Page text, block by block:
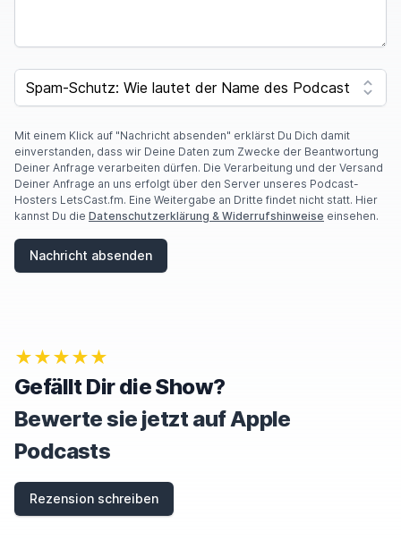
F
O
A
R
E
A
H
U
R
E
T
H
I
S
F
E
SPAM CAPTCHA
Mit einem Klick auf "Nachricht absenden" erklärst Du Dich damit
einverstanden, dass wir Deine Daten zum Zwecke der Beantwortung
Deiner Anfrage verarbeiten dürfen. Die Verarbeitung und der Versand
Deiner Anfrage an uns erfolgt über den Server unseres Podcast-
Hosters LetsCast.fm. Eine Weitergabe an Dritte findet nicht statt. Hier
kannst Du die Datenschutzerklärung & Widerrufshinweise einsehen.
Nachricht absenden
★★★★★
Gefällt Dir die Show?
Bewerte sie jetzt auf Apple
Podcasts
Rezension schreiben